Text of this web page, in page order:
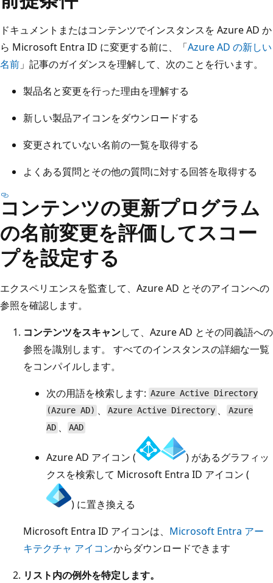
ドキュメントまたはコンテンツでインスタンスを Azure AD か
ら Microsoft Entra ID に変更する前に、「Azure AD の新しい
名前 」記事のガイダンスを理解して、次のことを行います。
製品名と変更を行った理由を理解する
新しい製品アイコンをダウンロードする
変更されていない名前の一覧を取得する
よくある質問とその他の質問に対する回答を取得する
コンテンツの更新プログラム
の名前変更を評価してスコー
プを設定する
エクスペリエンスを監査して、Azure AD とそのアイコンへの
参照を確認します。
コンテンツをスキャンして、Azure AD とその同義語への
参照を識別します。 すべてのインスタンスの詳細な一覧
をコンパイルします。
次の用語を検索します: Azure Active Directory
(Azure AD) 、 Azure Active Directory 、
Azure
AD 、 AAD
Azure AD アイコン (
) があるグラフィッ
クスを検索して Microsoft Entra ID アイコン (
) に置き換える
Microsoft Entra ID アイコンは、 Microsoft Entra アー
キテクチャ アイコンからダウンロードできます
リスト内の例外を特定します。